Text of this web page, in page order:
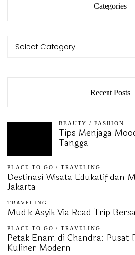
Categories
Categories
Select Category
Categories
Recent Posts
BEAUTY / FASHION
Tips Menjaga
Tangga
PLACE TO GO / TRAVELING
Destinasi Wisata Edukatif dan
Jakarta
TRAVELING
Mudik Asyik Via Road Trip
PLACE TO GO / TRAVELING
Petak Enam di Chandra: Pusat
Kuliner Modern